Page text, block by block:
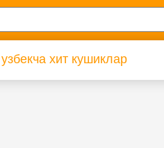
хит кушиклар